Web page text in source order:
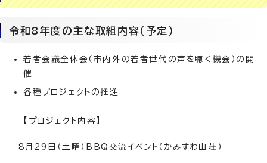
令和8年度の主な取組内容（予定）
若者会議全体会（市内外の若者世代の声を聴く機会）の開
催
各種プロジェクトの推進
【プロジェクト内容】
8月29日（土曜）BBQ交流イベント（かみすわ山荘）